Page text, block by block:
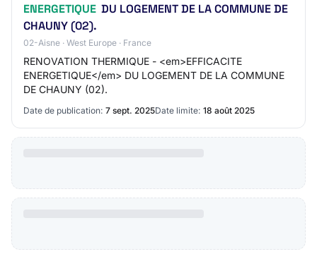
ENERGETIQUE DU LOGEMENT DE LA COMMUNE DE
CHAUNY (02).
02-Aisne · West Europe · France
RENOVATION THERMIQUE - <em>EFFICACITE
ENERGETIQUE</em> DU LOGEMENT DE LA COMMUNE
DE CHAUNY (02).
Date de publication: 7 sept. 2025Date limite: 18 août 2025